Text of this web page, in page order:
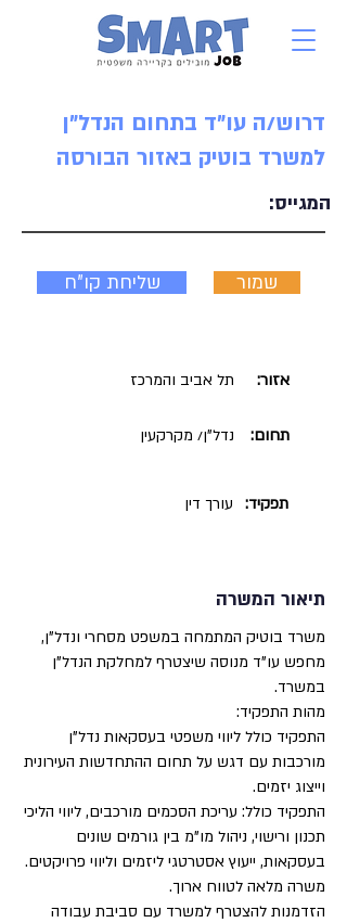
דרוש/ה עו"ד בתחום הנדל"ן
למשרד בוטיק באזור הבורסה
המגייס:
שליחת קו"ח שמור
תל אביב והמרכז אזור:
נדל"ן/ מקרקעין תחום:
עורך דין תפקיד:
תיאור המשרה
משרד בוטיק המתמחה במשפט מסחרי ונדל"ן,
מחפש עו"ד מנוסה שיצטרף למחלקת הנדל"ן
במשרד.
מהות התפקיד:
התפקיד כולל ליווי משפטי בעסקאות נדל"ן
מורכבות עם דגש על תחום ההתחדשות העירונית
וייצוג יזמים.
התפקיד כולל: עריכת הסכמים מורכבים, ליווי הליכי
תכנון ורישוי, ניהול מו"מ בין גורמים שונים
בעסקאות, ייעוץ אסטרטגי ליזמים וליווי פרויקטים.
משרה מלאה לטווח ארוך.
הזדמנות להצטרף למשרד עם סביבת עבודה